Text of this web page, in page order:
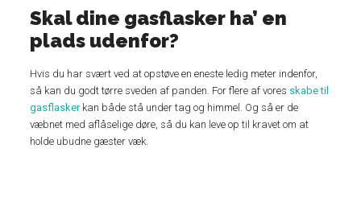
Skal dine gasflasker ha’ en
plads udenfor?
Hvis du har svært ved at opstøve en eneste ledig meter indenfor,
så kan du godt tørre sveden af panden. For flere af vores skabe til
gasflaskerkan både stå under tag og himmel. Og så er de
væbnet med aflåselige døre, så du kan leve op til kravet om at
holde ubudne gæster væk.